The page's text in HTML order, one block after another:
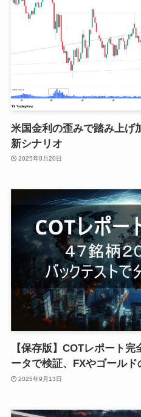
米国金利の歪みで踏み上げ
新シナリオ
2025年9月20日
【保存版】COTレポート
ータで検証、FXやゴール
2025年9月13日